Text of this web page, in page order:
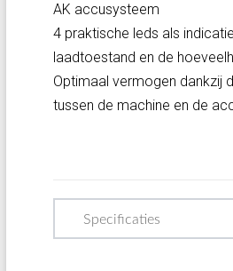
AK accusysteem
4 praktische leds als
laadtoestand en de
Optimaal vermogen dankzij
tussen de machine en de